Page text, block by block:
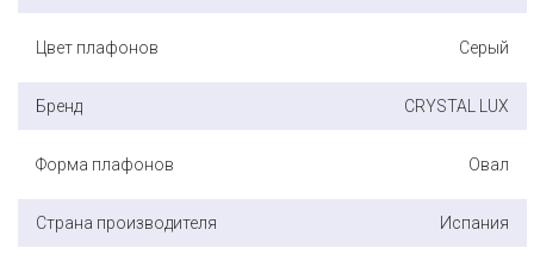
Цвет плафонов Серый
Бренд CRYSTAL LUX
Форма плафонов Овал
Страна производителя Испания